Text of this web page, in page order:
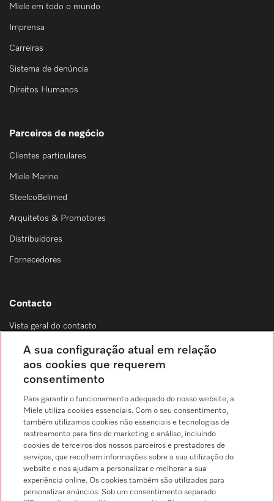
Miele em todo o mundo
Imprensa
Carreiras
Sistema de denúncia
Direitos Humanos
Parceiros de negócio
Clientes particulares
Miele Marine
SteelcoBelimed
Arquitetos & Promotores
Distribuidores
Fornecedores
Contacto
Vista geral do contacto
Distribuição & Serviço de assistência técnica
Chamada para a rede fixa, de acordo com o seu tarifário, em Portugal e em
Pesquisa de distribuidores
A sua configuração atual em relação
aos cookies que requerem
consentimento
Para garantir o funcionamento adequado do nosso website, a
Miele utiliza cookies essenciais. Com o seu consentimento,
também utilizamos cookies não essenciais e tecnologias de
rastreamento para fins de marketing e análise, incluindo
cookies de terceiros dos nossos parceiros e prestadores de
serviços, que recolhem informações sobre a sua utilização do
website e nos ajudam a personalizar e melhorar a sua
experiência online. Os cookies também são utilizados para
personalizar anúncios. Sob um consentimento separado